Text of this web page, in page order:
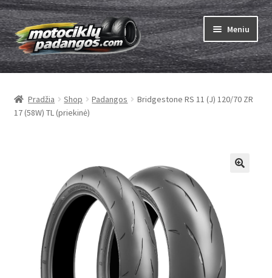
Pereiti
prie
meniu
Pereiti
prie
turinio
Meniu
Padangos
menu
Kameros
menu
Kontaktai
Pradžia Shop Padangos
Bridgestone RS 11 (J) 120/70 ZR
17 (58W) TL (priekinė)